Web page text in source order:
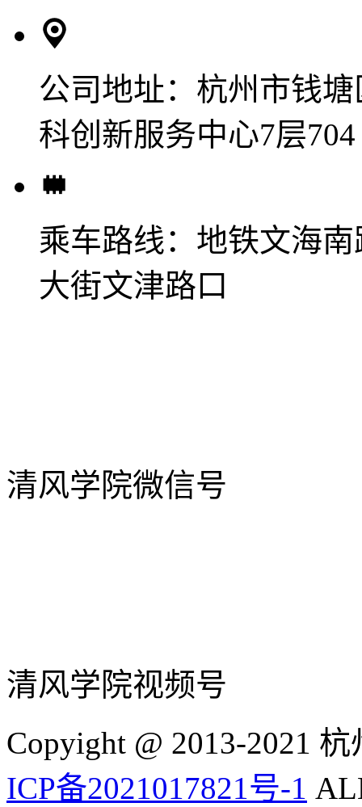
公司地址： 杭州市钱
科创新服务中心7层704
乘车路线： 地铁文海
大街文津路口
清风学院微信号
清风学院视频号
Copyight @ 2013-2021
ICP备2021017821号-1